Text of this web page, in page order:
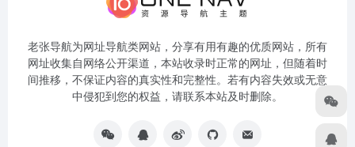
老张导航为网址导航类网站，分享有用有趣的优质网站，所有
网址收集自网络公开渠道，本站收录时正常的网址，但随着时
间推移，不保证内容的真实性和完整性。若有内容失效或无意
中侵犯到您的权益，请联系本站及时删除。